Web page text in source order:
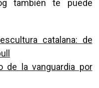
también te puede
catalana: de
de la vanguardia por